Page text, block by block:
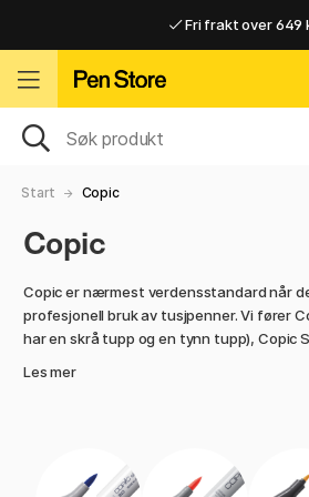
Fri frakt over 649
Raskt til dør eller
Raskt til dør eller
Start Copic
Copic
Copic er nærmest verdensstandard når
profesjonell bruk av tusjpenner. Vi fører
har en skrå tupp og en tynn tupp), Copic
alle farger. Dette gjelder også for
Les mer